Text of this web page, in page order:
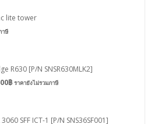
lite tower
าษี
R630 [P/N SNSR630MLK2]
฿ ราคายังไม่รวมภาษี
SFF ICT-1 [P/N SNS36SF001]